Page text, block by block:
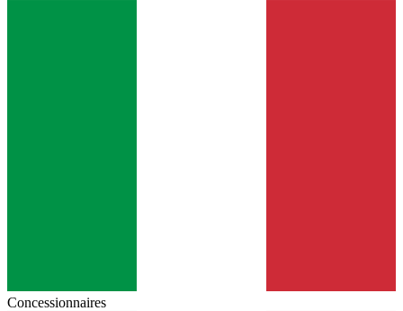
Concessionnaires